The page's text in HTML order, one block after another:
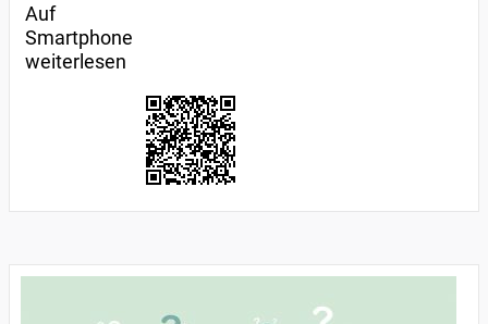
Auf
Smartphone
weiterlesen